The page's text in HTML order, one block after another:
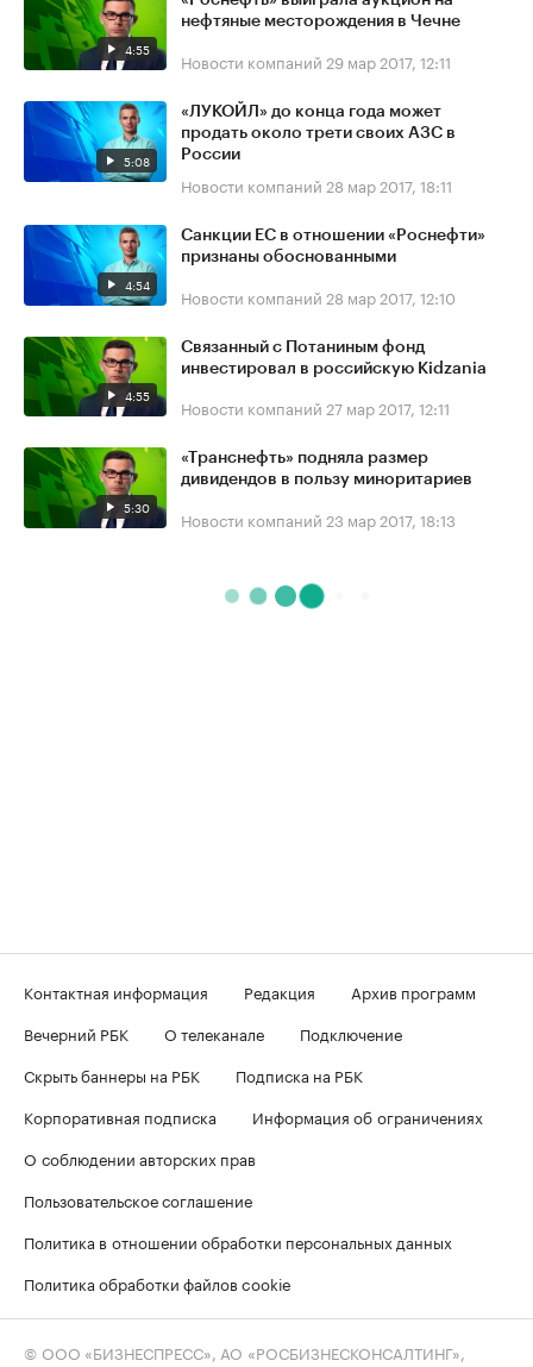
4:55
нефтяные месторождения в Чечне
Новости компаний 29 мар 2017, 12:11
5:08
«ЛУКОЙЛ» до конца года может
продать около трети своих АЗС в
России
Новости компаний 28 мар 2017, 18:11
4:54
Санкции ЕС в отношении «Роснефти»
признаны обоснованными
Новости компаний 28 мар 2017, 12:10
4:55
Связанный с Потаниным фонд
инвестировал в российскую Kidzania
Новости компаний 27 мар 2017, 12:11
5:30
«Транснефть» подняла размер
дивидендов в пользу миноритариев
Новости компаний 23 мар 2017, 18:13
Контактная информация Редакция
Архив программ
Вечерний РБК
О телеканале
Подключение
Скрыть баннеры на РБК
Подписка на РБК
Корпоративная подписка
Информация об ограничениях
О соблюдении авторских прав
Пользовательское соглашение
Политика в отношении обработки персональных данных
Политика обработки файлов cookie
© ООО «БИЗНЕСПРЕСС», АО «РОСБИЗНЕСКОНСАЛТИНГ»,